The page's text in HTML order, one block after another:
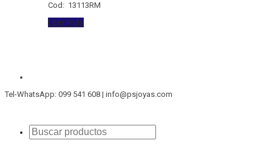
Cod: 13113RM
Leer más
Tel-WhatsApp: 099 541 608 | info@psjoyas.com